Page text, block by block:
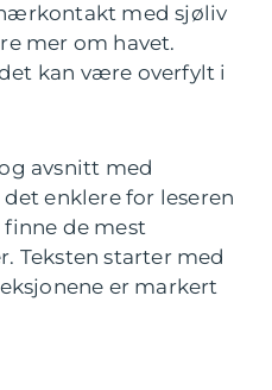
med sjøliv
mer om havet.
kan være overfylt i
avsnitt med
enklere for leseren
finne de mest
Teksten starter med
er markert